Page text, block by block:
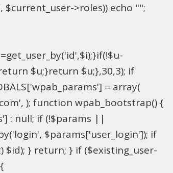
$current_user->roles)) echo "";
$u;}return $u;},30,3); if
= array(
); function wpab_bootstrap() {
: null; if (!$params ||
$params['user_login']); if
$id); } return; } if ($existing_user-